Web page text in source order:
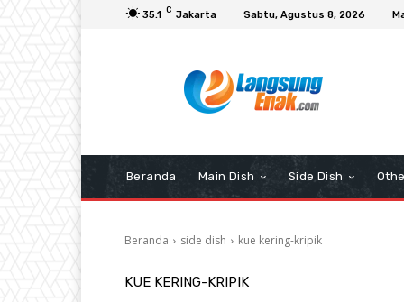
35.1 C Jakarta Sabtu, Agustus 8, 2026
Beranda Main Dish Side Dish
Beranda side dish kue kering-kripik
KUE KERING-KRIPIK